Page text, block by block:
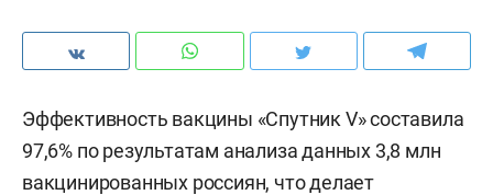
Эффективность вакцины «Спутник V» составила
97,6% по результатам анализа данных 3,8 млн
вакцинированных россиян, что делает